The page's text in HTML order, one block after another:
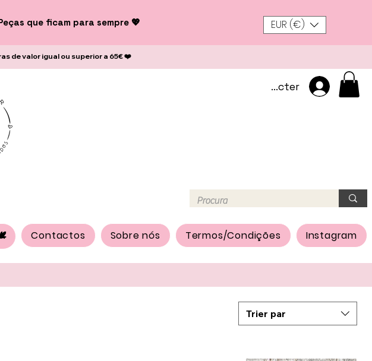
que ficam para sempre 💖 EUR (€)
de valor igual ou superior a 65€ ❤️
Se connecter
Contactos Sobre nós Termos/Condições Instagram
Trier par